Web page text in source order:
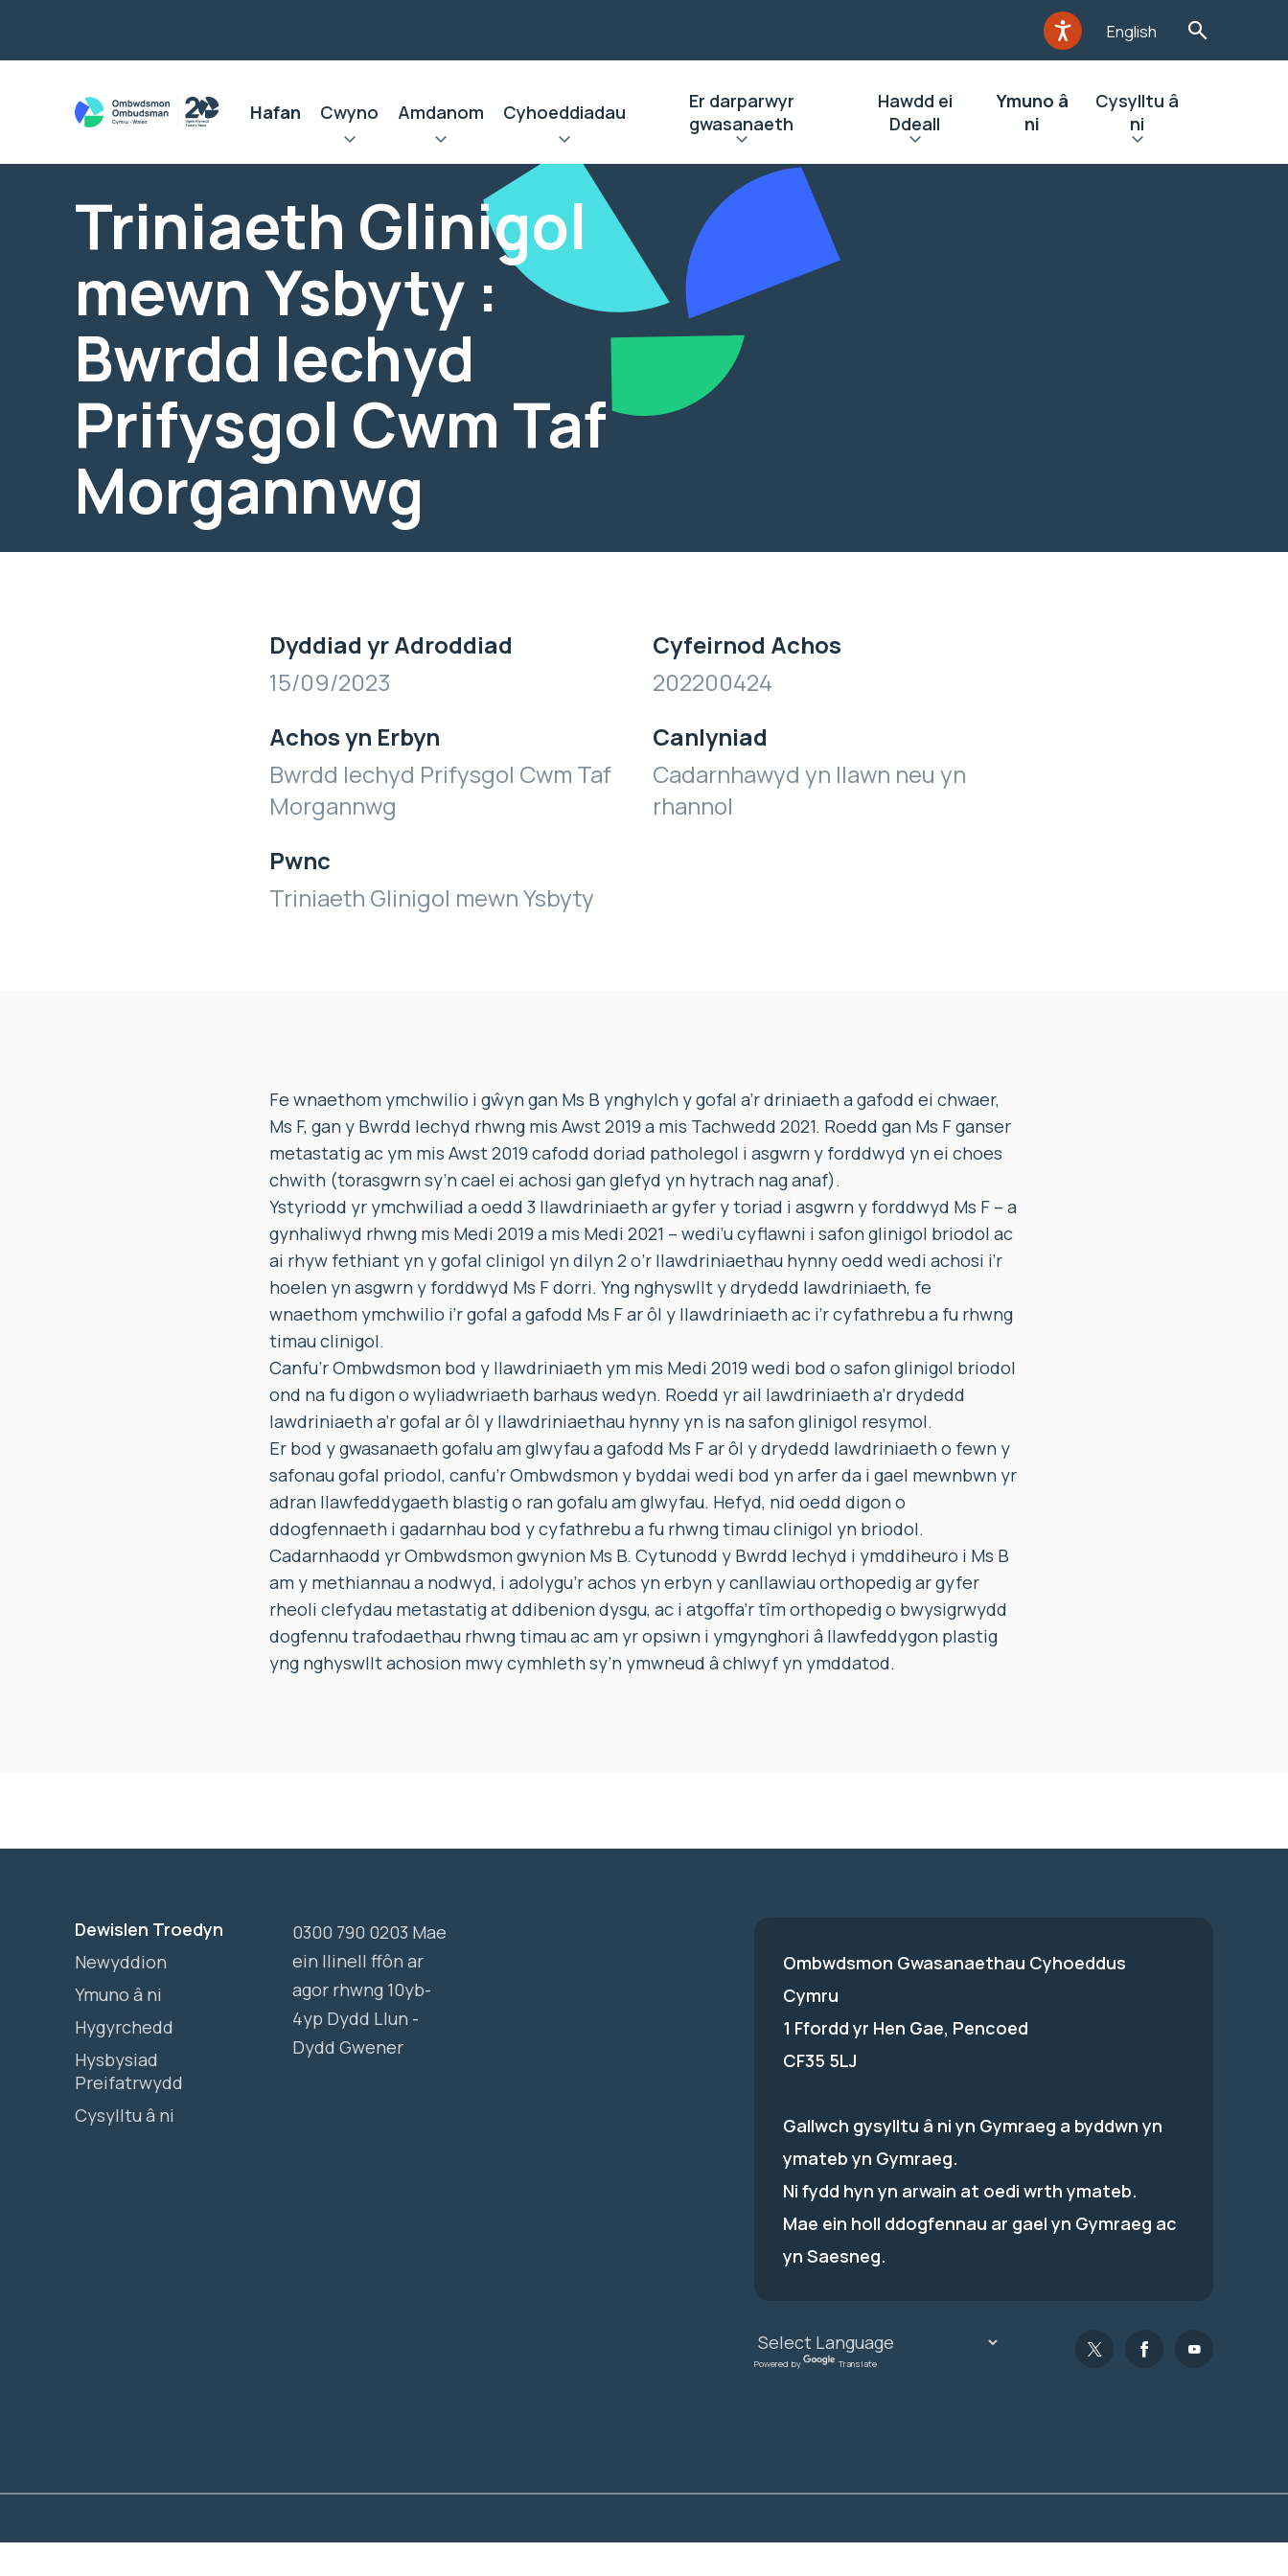
English
Hafan Cwyno Amdanom Cyhoeddiadau
Er darparwyr
gwasanaeth
Hawdd ei
Ddeall
Ymuno â
ni
Cysylltu â
ni
Triniaeth Glinigol
mewn Ysbyty :
Bwrdd Iechyd
Prifysgol Cwm Taf
Morgannwg
Dyddiad yr Adroddiad
15/09/2023
Achos yn Erbyn
Bwrdd Iechyd Prifysgol Cwm Taf
Morgannwg
Pwnc
Triniaeth Glinigol mewn Ysbyty
Cyfeirnod Achos
202200424
Canlyniad
Cadarnhawyd yn llawn neu yn
rhannol
Fe wnaethom ymchwilio i gŵyn gan Ms B ynghylch y gofal a’r driniaeth a gafodd ei chwaer,
Ms F, gan y Bwrdd Iechyd rhwng mis Awst 2019 a mis Tachwedd 2021. Roedd gan Ms F ganser
metastatig ac ym mis Awst 2019 cafodd doriad patholegol i asgwrn y forddwyd yn ei choes
chwith (torasgwrn sy’n cael ei achosi gan glefyd yn hytrach nag anaf).
Ystyriodd yr ymchwiliad a oedd 3 llawdriniaeth ar gyfer y toriad i asgwrn y forddwyd Ms F – a
gynhaliwyd rhwng mis Medi 2019 a mis Medi 2021 – wedi’u cyflawni i safon glinigol briodol ac
ai rhyw fethiant yn y gofal clinigol yn dilyn 2 o’r llawdriniaethau hynny oedd wedi achosi i’r
hoelen yn asgwrn y forddwyd Ms F dorri. Yng nghyswllt y drydedd lawdriniaeth, fe
wnaethom ymchwilio i’r gofal a gafodd Ms F ar ôl y llawdriniaeth ac i’r cyfathrebu a fu rhwng
timau clinigol.
Canfu’r Ombwdsmon bod y llawdriniaeth ym mis Medi 2019 wedi bod o safon glinigol briodol
ond na fu digon o wyliadwriaeth barhaus wedyn. Roedd yr ail lawdriniaeth a’r drydedd
lawdriniaeth a’r gofal ar ôl y llawdriniaethau hynny yn is na safon glinigol resymol.
Er bod y gwasanaeth gofalu am glwyfau a gafodd Ms F ar ôl y drydedd lawdriniaeth o fewn y
safonau gofal priodol, canfu’r Ombwdsmon y byddai wedi bod yn arfer da i gael mewnbwn yr
adran llawfeddygaeth blastig o ran gofalu am glwyfau. Hefyd, nid oedd digon o
ddogfennaeth i gadarnhau bod y cyfathrebu a fu rhwng timau clinigol yn briodol.
Cadarnhaodd yr Ombwdsmon gwynion Ms B. Cytunodd y Bwrdd Iechyd i ymddiheuro i Ms B
am y methiannau a nodwyd, i adolygu’r achos yn erbyn y canllawiau orthopedig ar gyfer
rheoli clefydau metastatig at ddibenion dysgu, ac i atgoffa’r tîm orthopedig o bwysigrwydd
dogfennu trafodaethau rhwng timau ac am yr opsiwn i ymgynghori â llawfeddygon plastig
yng nghyswllt achosion mwy cymhleth sy’n ymwneud â chlwyf yn ymddatod.
Dewislen Troedyn
Newyddion
Ymuno â ni
Hygyrchedd
Hysbysiad
Preifatrwydd
Cysylltu â ni
0300 790 0203 Mae
ein llinell ffôn ar
agor rhwng 10yb-
4yp Dydd Llun -
Dydd Gwener
Ombwdsmon Gwasanaethau Cyhoeddus
Cymru
1 Ffordd yr Hen Gae, Pencoed
CF35 5LJ
Gallwch gysylltu â ni yn Gymraeg a byddwn yn
ymateb yn Gymraeg.
Ni fydd hyn yn arwain at oedi wrth ymateb.
Mae ein holl ddogfennau ar gael yn Gymraeg ac
yn Saesneg.
Powered by Translate